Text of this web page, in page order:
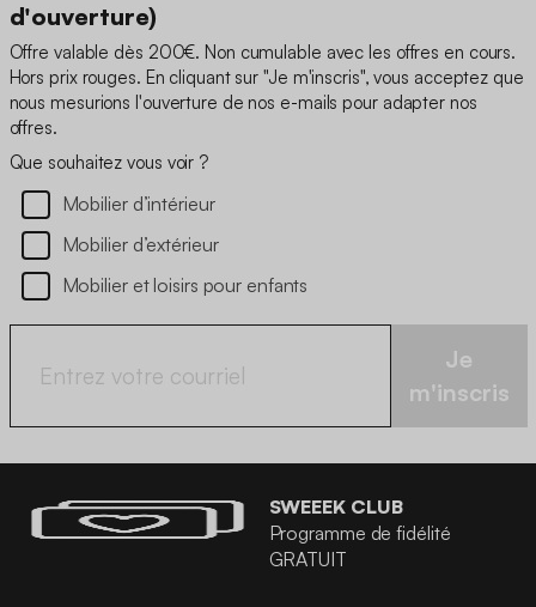
d'ouverture)
Offre valable dès 200€. Non cumulable avec les offres en cours.
Hors prix rouges. En cliquant sur "Je m'inscris", vous acceptez que
nous mesurions l'ouverture de nos e-mails pour adapter nos
offres.
Que souhaitez vous voir ?
Mobilier d’intérieur
Mobilier d’extérieur
Mobilier et loisirs pour enfants
Je
m'inscris
SWEEEK CLUB
Programme de fidélité
GRATUIT